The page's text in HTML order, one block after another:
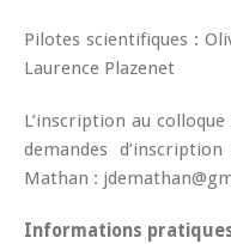
Pilotes scientifiques :
Laurence Plazenet
L’inscription au
demandes
Mathan :
Informations